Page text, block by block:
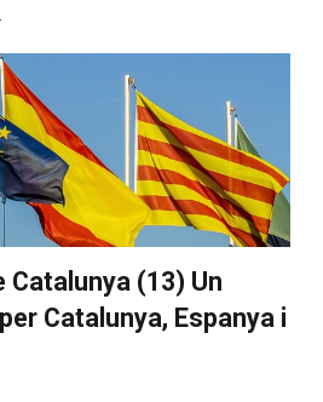
Catalunya (13) Un
Catalunya, Espanya i